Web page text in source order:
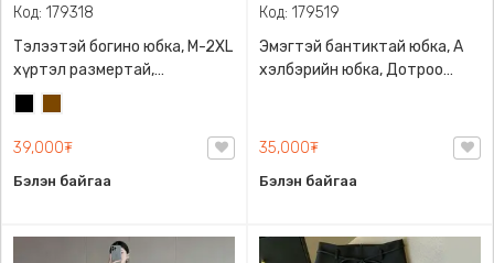
Код: 179318
Тэлээтэй богино юбка, M-2XL
хүртэл размертай,
Суналттай хилэн даавуун
материалтай, 2 өнгөний
сонголттой, дотор талдаа
39,000₮
Бэлэн байгаа
Код: 179519
Эмэгтэй бантиктай юбка, A
хэлбэрийн юбка, Дотроо
35,000₮
Бэлэн байгаа